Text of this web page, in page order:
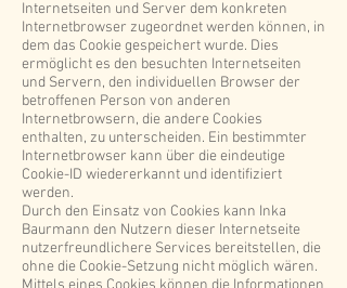
Internetseiten und Server dem konkreten
Internetbrowser zugeordnet werden können, in
dem das Cookie gespeichert wurde. Dies
ermöglicht es den besuchten Internetseiten
und Servern, den individuellen Browser der
betroffenen Person von anderen
Internetbrowsern, die andere Cookies
enthalten, zu unterscheiden. Ein bestimmter
Internetbrowser kann über die eindeutige
Cookie-ID wiedererkannt und identifiziert
werden.
Durch den Einsatz von Cookies kann Inka
Baurmann den Nutzern dieser Internetseite
nutzerfreundlichere Services bereitstellen, die
ohne die Cookie-Setzung nicht möglich wären.